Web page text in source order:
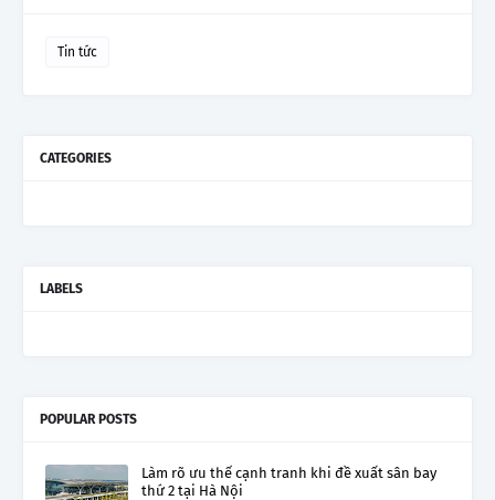
Tin tức
CATEGORIES
LABELS
POPULAR POSTS
Làm rõ ưu thế cạnh tranh khi đề xuất sân bay
thứ 2 tại Hà Nội